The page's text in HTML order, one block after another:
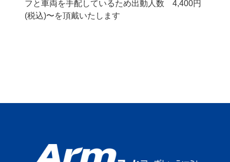
フと車両を手配しているため出動人数 4,400円
(税込)〜を頂戴いたします